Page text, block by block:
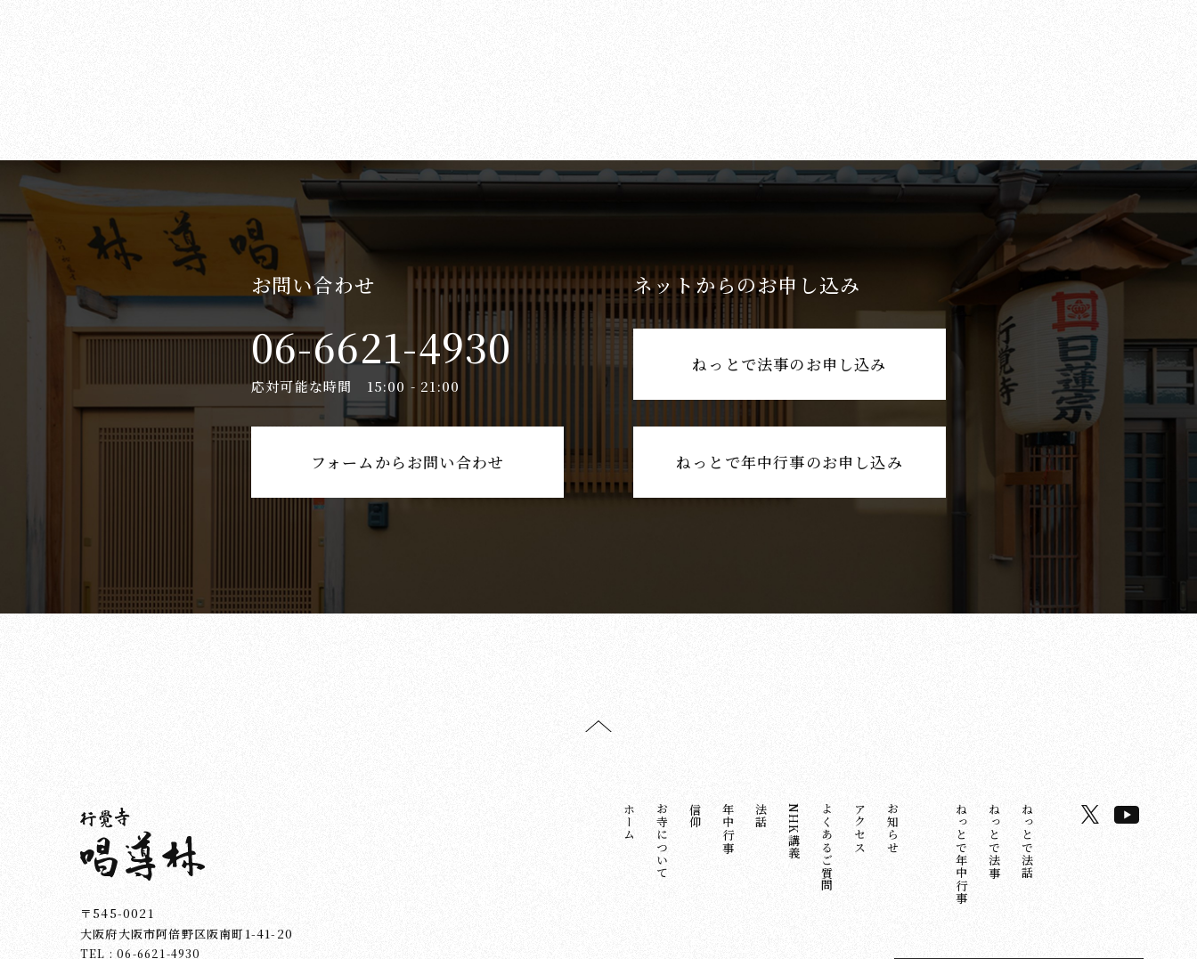
お問い合わせ
06-6621-4930
応対可能な時間 15:00 - 21:00
フォームからお問い合わせ
ネットからのお申し込み
ねっとで法事のお申し込み
ねっとで年中行事のお申し込み
ホーム お寺について 信仰 年中行事 法話 NHK講義 よくあるご質問 アクセス お知らせ ねっとで年中行事 ねっとで法事 ねっとで法話
〒545-0021
大阪府大阪市阿倍野区阪南町1-41-20
TEL : 06-6621-4930